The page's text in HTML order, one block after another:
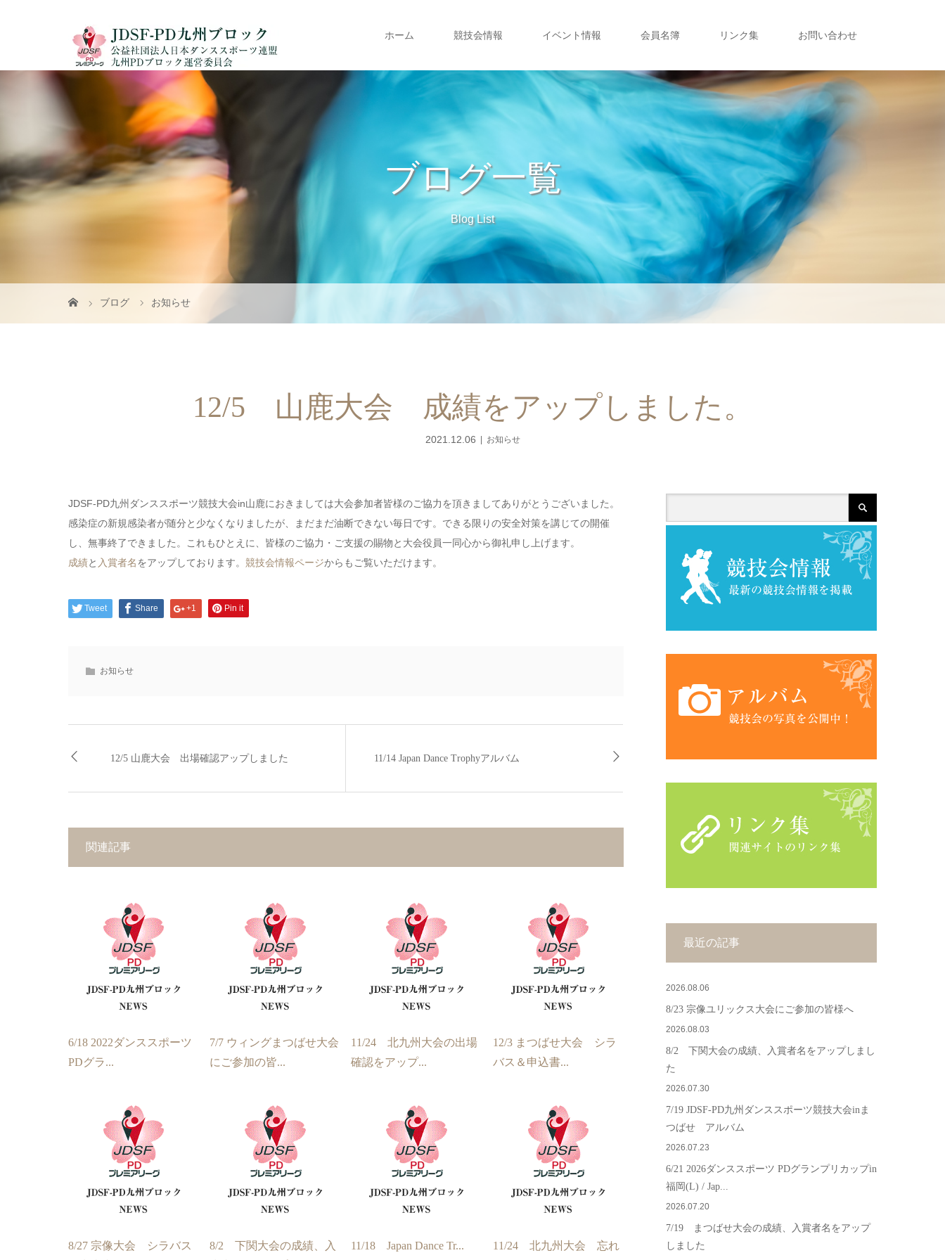
ホーム 競技会情報 イベント情報 会員名簿 リンク集 お問い合わせ
ブログ一覧
Blog List
ブログ お知らせ
12/5 山鹿大会 成績をアップしました。
2021.12.06 お知らせ
JDSF-PD九州ダンススポーツ競技大会in山鹿におきましては大会参加者皆様のご協力を頂きましてありがとうございました。
感染症の新規感染者が随分と少なくなりましたが、まだまだ油断できない毎日です。できる限りの安全対策を講じての開催
し、無事終了できました。これもひとえに、皆様のご協力・ご支援の賜物と大会役員一同心から御礼申し上げます。
成績と 入賞者名をアップしております。 競技会情報ページからもご覧いただけます。
Tweet Share +1 Pin it
お知らせ
12/5 山鹿大会 出場確認アップしました 11/14 Japan Dance Trophyアルバム
関連記事
6/18 2022ダンススポーツ
PDグラ...
7/7 ウィングまつばせ大会
にご参加の皆...
11/24 北九州大会の出場
確認をアップ...
12/3 まつばせ大会 シラ
バス＆申込書...
8/27 宗像大会 シラバス
8/2 下関大会の成績、入
11/18 Japan Dance Tr...
11/24 北九州大会 忘れ
最近の記事
2026.08.06
8/23 宗像ユリックス大会にご参加の皆様へ
2026.08.03
8/2 下関大会の成績、入賞者名をアップしまし
た
2026.07.30
7/19 JDSF-PD九州ダンススポーツ競技大会inま
つばせ アルバム
2026.07.23
6/21 2026ダンススポーツ PDグランプリカップin
福岡(L) / Jap...
2026.07.20
7/19 まつばせ大会の成績、入賞者名をアップ
しました